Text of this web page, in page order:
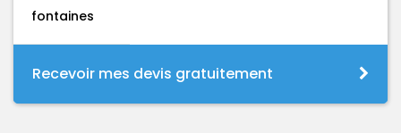
fontaines
Recevoir mes devis gratuitement